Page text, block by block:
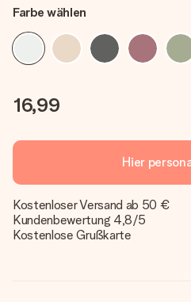
Farbe wählen
16,99
Hier
Kostenloser Versand ab 50 €
Kundenbewertung 4,8/5
Kostenlose Grußkarte